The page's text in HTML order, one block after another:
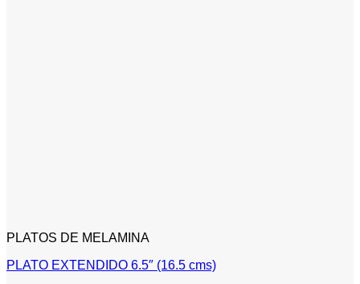
PLATOS DE MELAMINA
PLATO EXTENDIDO 6.5″ (16.5 cms)